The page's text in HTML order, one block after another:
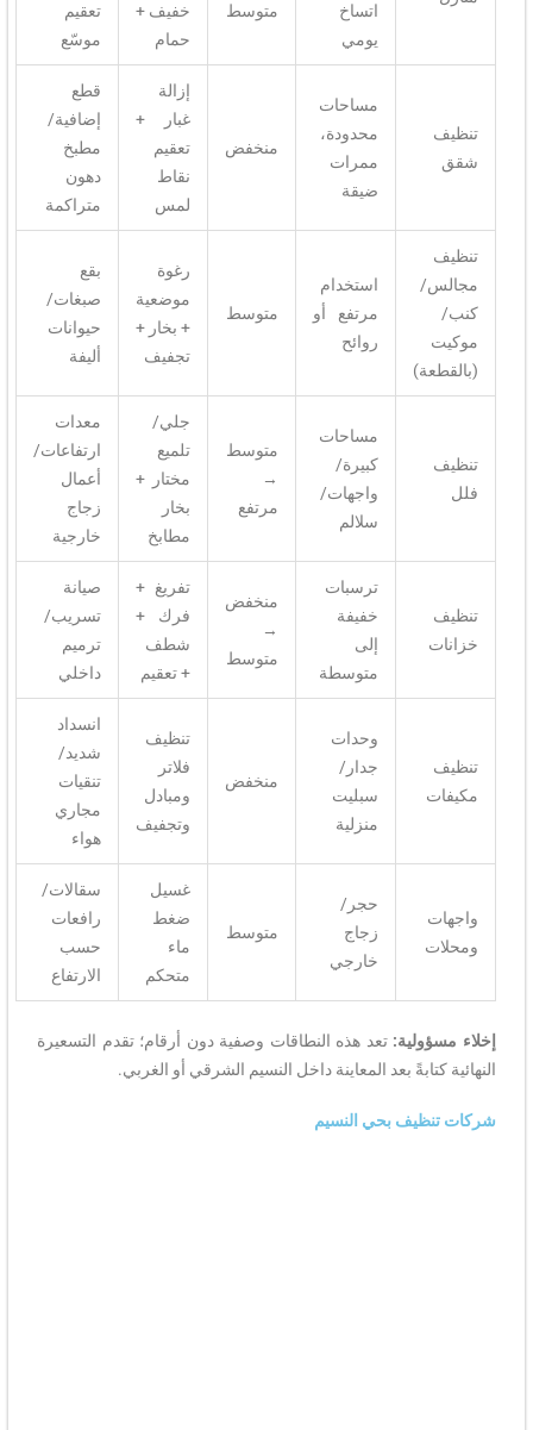
اتساخ
متوسط
خفيف +
تعقيم
موسّع
محدودة،
ممرات
منخفض
تعقيم
قطع
إضافية/
مطبخ
دهون
متراكمة
استخدام
مرتفع أو
روائح
متوسط
+ بخار +
بقع
صبغات/
حيوانات
أليفة
كبيرة/
واجهات/
→
مرتفع
تلميع
مختار +
بخار
معدات
ارتفاعات/
أعمال
زجاج
خارجية
خفيفة
إلى
منخفض
متوسط
+ تعقيم
صيانة
تسريب/
ترميم
داخلي
جدار/
سبليت
منخفض
شديد/
تنقيات
مجاري
هواء
زجاج
خارجي
متوسط
سقالات/
رافعات
حسب
الارتفاع
تعد هذه النطاقات وصفية دون أرقام؛ تقدم التسعيرة
بعد المعاينة داخل النسيم الشرقي أو الغربي.
بحي النسيم